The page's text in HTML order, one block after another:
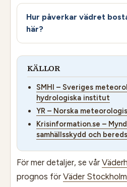
Hur påverkar vädret
här?
KÄLLOR
SMHI – Sveriges
hydrologiska institut
YR – Norska
Krisinformation.se –
samhällsskydd och
För mer detaljer, se vår
prognos för Väder Stockholm